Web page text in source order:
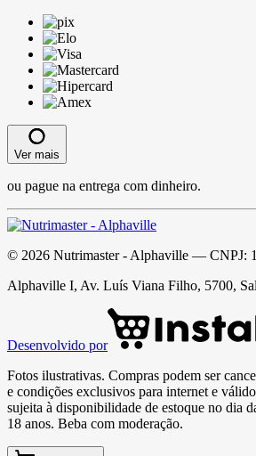
Ver mais
ou pague na entrega com dinheiro.
© 2026 Nutrimaster - Alphaville — CNPJ:
Alphaville I, Av. Luís Viana Filho, 5700,
Desenvolvido por
Fotos ilustrativas. Compras podem ser
e condições exclusivos para internet e
sujeita à disponibilidade de estoque no dia
18 anos. Beba com moderação.